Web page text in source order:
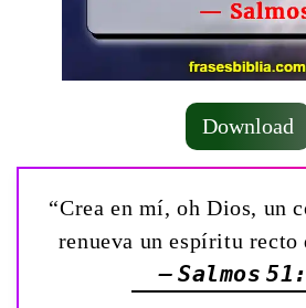
Download
“Crea en mí, oh Dios, un
renueva un espíritu recto
— Salmos